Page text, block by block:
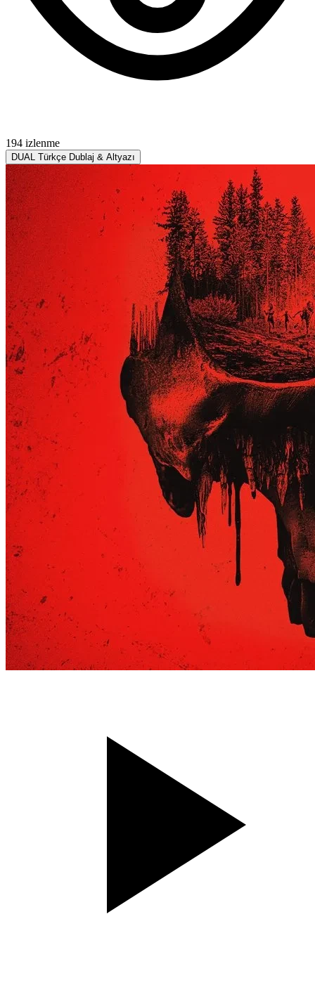
194 izlenme
DUAL Türkçe Dublaj & Altyazı